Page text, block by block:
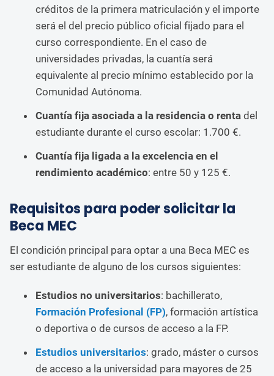
créditos de la primera matriculación y el importe
será el del precio público oficial fijado para el
curso correspondiente. En el caso de
universidades privadas, la cuantía será
equivalente al precio mínimo establecido por la
Comunidad Autónoma.
Cuantía fija asociada a la residencia o renta del
estudiante durante el curso escolar: 1.700 €.
Cuantía fija ligada a la excelencia en el
rendimiento académico: entre 50 y 125 €.
Requisitos para poder solicitar la
Beca MEC
El condición principal para optar a una Beca MEC es
ser estudiante de alguno de los cursos siguientes:
Estudios no universitarios: bachillerato,
Formación Profesional (FP), formación artística
o deportiva o de cursos de acceso a la FP.
Estudios universitarios: grado, máster o cursos
de acceso a la universidad para mayores de 25